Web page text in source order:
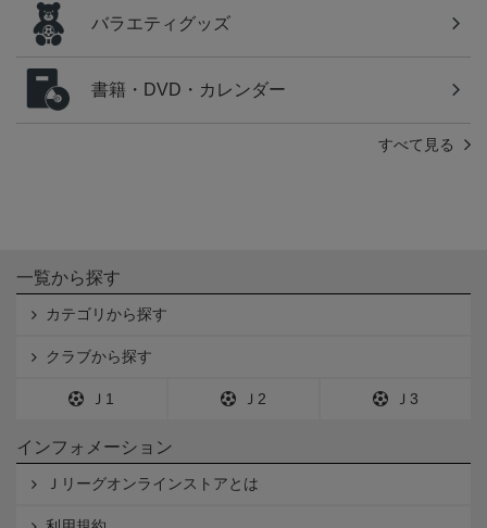
バラエティグッズ
書籍・DVD・カレンダー
すべて見る
一覧から探す
カテゴリから探す
クラブから探す
Ｊ1 Ｊ2 Ｊ3
インフォメーション
Ｊリーグオンラインストアとは